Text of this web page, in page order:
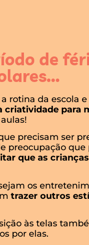
de
rotina da escola
criatividade para
precisam ser
preocupação que
que as
os
trazer outros
às telas
por elas.